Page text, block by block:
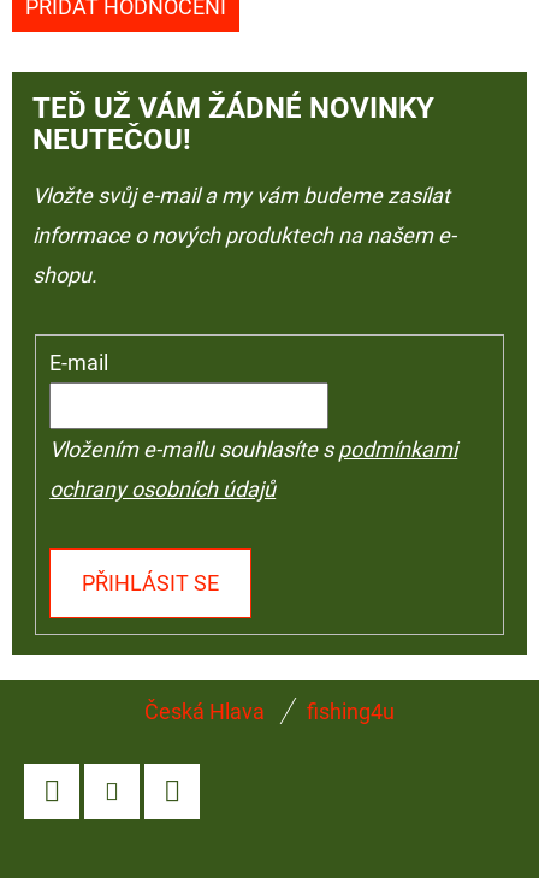
PŘIDAT HODNOCENÍ
TEĎ UŽ VÁM ŽÁDNÉ NOVINKY
NEUTEČOU!
Vložte svůj e-mail a my vám budeme zasílat
informace o nových produktech na našem e-
shopu.
E-mail
Vložením e-mailu souhlasíte spodmínkami
ochrany osobních údajů
PŘIHLÁSIT SE
Česká Hlava fishing4u